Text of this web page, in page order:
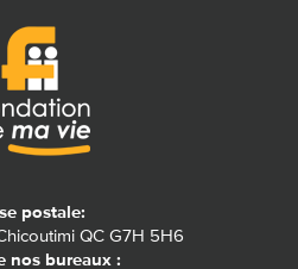
postale:
QC G7H 5H6
nos bureaux :